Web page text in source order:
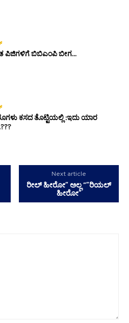
ಪಿಜಿಗಳಿಗೆ ಬಿಬಿಎಂಪಿ ಬೀಗ…
ಕಸದ ತೊಟ್ಟಿಯಲ್ಲಿ :ಇದು ಯಾರ
Next article
ರೀಲ್ ಹೀರೋ” ಅಲ್ಲ “”ರಿಯಲ್
ಹೀರೋ”